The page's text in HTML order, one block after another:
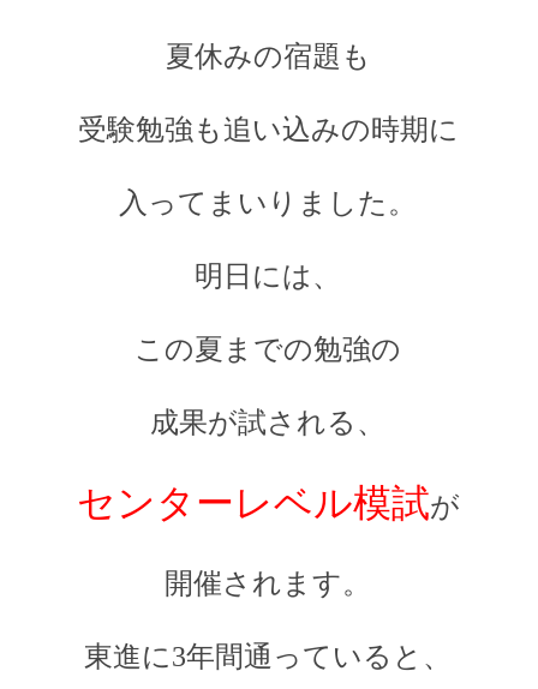
夏休みの宿題も
受験勉強も追い込みの時期に
入ってまいりました。
明日には、
この夏までの勉強の
成果が試される、
センターレベル模試が
開催されます。
東進に3年間通っていると、